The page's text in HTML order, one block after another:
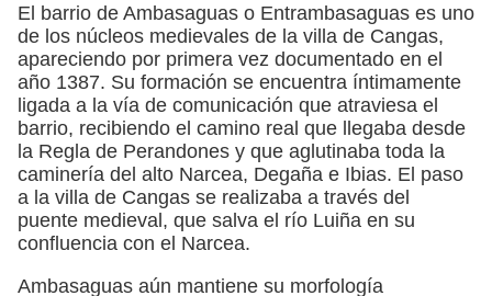
El barrio de Ambasaguas o Entrambasaguas es uno
de los núcleos medievales de la villa de Cangas,
apareciendo por primera vez documentado en el
año 1387. Su formación se encuentra íntimamente
ligada a la vía de comunicación que atraviesa el
barrio, recibiendo el camino real que llegaba desde
la Regla de Perandones y que aglutinaba toda la
caminería del alto Narcea, Degaña e Ibias. El paso
a la villa de Cangas se realizaba a través del
puente medieval, que salva el río Luiña en su
confluencia con el Narcea.
Ambasaguas aún mantiene su morfología